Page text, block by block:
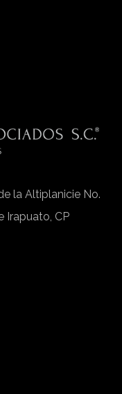
la Altiplanicie No.
Irapuato, CP